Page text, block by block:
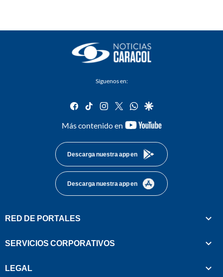
Síguenos en:
facebook
tiktok instagram
twitterwhatsapp
google
Más contenido en
youtube-
Descarga nuestra app en
Descarga nuestra app en
RED DE PORTALES
SERVICIOS CORPORATIVOS
LEGAL